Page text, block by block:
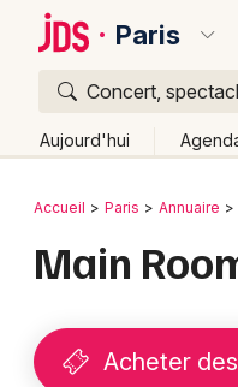
Paris
Concert,
Aujourd'hui
Publier un
Grands événements
Bordeaux
Lille
Retour
Accueil Paris Annuaire
Main
Acheter
Quoi ?
Où ?
Près de moi
Changer
Aujourd'hui
Demain